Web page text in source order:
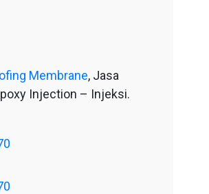
Membrane, Jasa
Injection – Injeksi.